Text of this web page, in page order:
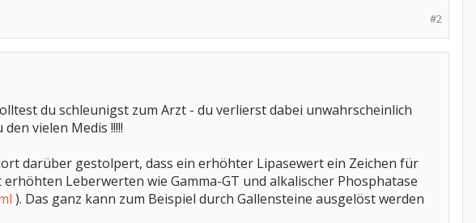
#2
du schleunigst zum Arzt - du verlierst dabei unwahrscheinlich
vielen Medis !!!!!
darüber gestolpert, dass ein erhöhter Lipasewert ein Zeichen für
Leberwerten wie Gamma-GT und alkalischer Phosphatase
). Das ganz kann zum Beispiel durch Gallensteine ausgelöst werden